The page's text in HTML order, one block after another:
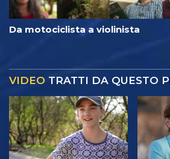
Da motociclista a violinista
VIDEO TRATTI DA QUESTO